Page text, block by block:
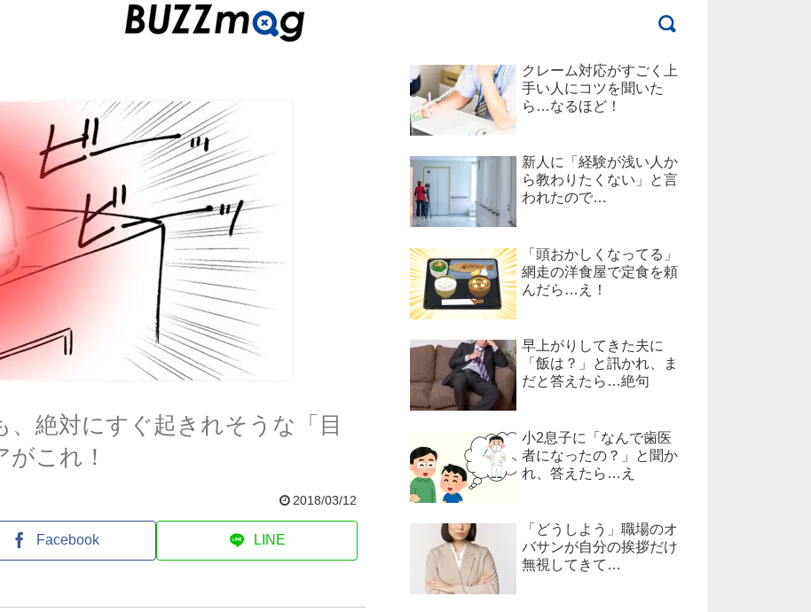
、絶対にすぐ起きれそうな「目
これ！
2018/03/12
Facebook LINE
クレーム対応がすごく上
手い人にコツを聞いた
ら…なるほど！
新人に「経験が浅い人か
ら教わりたくない」と言
われたので…
「頭おかしくなってる」
網走の洋食屋で定食を頼
んだら…え！
早上がりしてきた夫に
「飯は？」と訊かれ、ま
だと答えたら…絶句
小2息子に「なんで歯医
者になったの？」と聞か
れ、答えたら…え
「どうしよう」職場のオ
バサンが自分の挨拶だけ
無視してきて…